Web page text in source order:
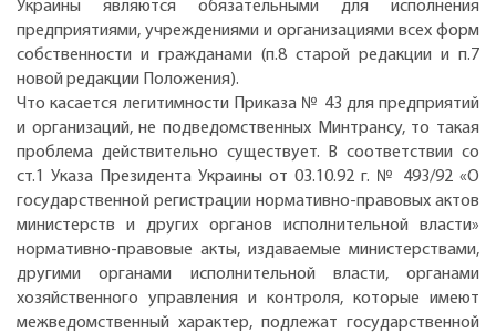
Украины являются обязательными для исполнения
предприятиями, учреждениями и организациями всех форм
собственности и гражданами (п.8 старой редакции и п.7
новой редакции Положения).
Что касается легитимности Приказа № 43 для предприятий
и организаций, не подведомственных Минтрансу, то такая
проблема действительно существует. В соответствии со
ст.1 Указа Президента Украины от 03.10.92 г. № 493/92 «О
государственной регистрации нормативно-правовых актов
министерств и других органов исполнительной власти»
нормативно-правовые акты, издаваемые министерствами,
другими органами исполнительной власти, органами
хозяйственного управления и контроля, которые имеют
межведомственный характер, подлежат государственной